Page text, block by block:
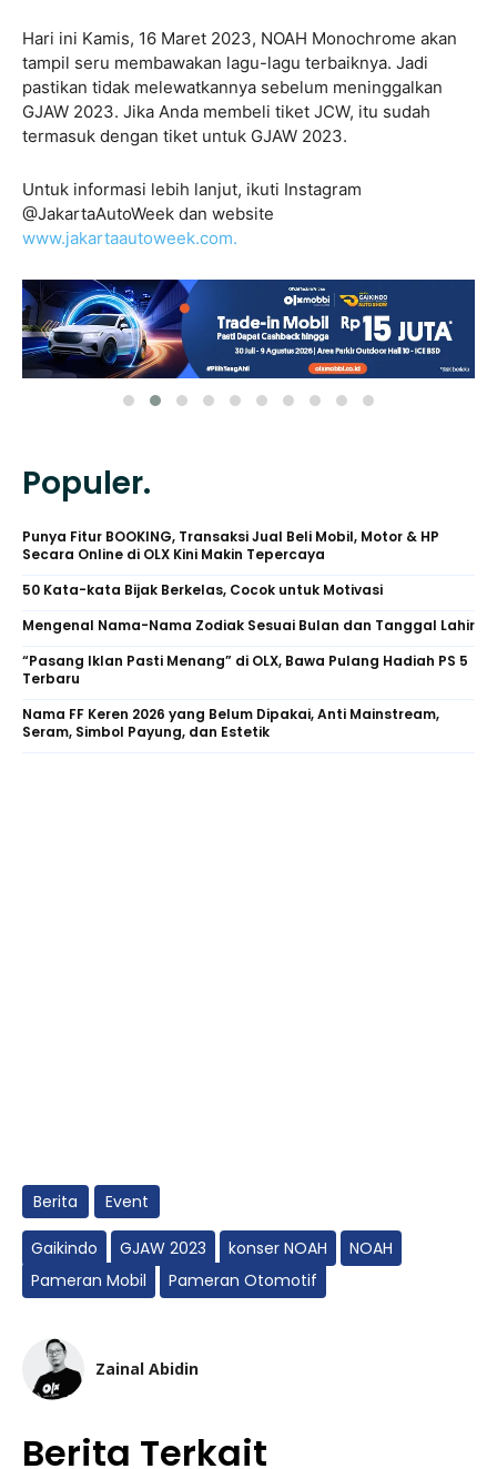
Hari ini Kamis, 16 Maret 2023, NOAH Monochrome akan
tampil seru membawakan lagu-lagu terbaiknya. Jadi
pastikan tidak melewatkannya sebelum meninggalkan
GJAW 2023. Jika Anda membeli tiket JCW, itu sudah
termasuk dengan tiket untuk GJAW 2023.
Untuk informasi lebih lanjut, ikuti Instagram
@JakartaAutoWeek dan website
www.jakartaautoweek.com.
Populer.
Punya Fitur BOOKING, Transaksi Jual Beli Mobil, Motor & HP
Secara Online di OLX Kini Makin Tepercaya
50 Kata-kata Bijak Berkelas, Cocok untuk Motivasi
Mengenal Nama-Nama Zodiak Sesuai Bulan dan Tanggal Lahir
“Pasang Iklan Pasti Menang” di OLX, Bawa Pulang Hadiah PS 5
Terbaru
Nama FF Keren 2026 yang Belum Dipakai, Anti Mainstream,
Seram, Simbol Payung, dan Estetik
Berita Event
Gaikindo GJAW 2023 konser NOAH
NOAH
Pameran Mobil
Pameran Otomotif
Zainal Abidin
Berita Terkait